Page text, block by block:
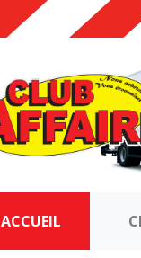
ACCUEIL